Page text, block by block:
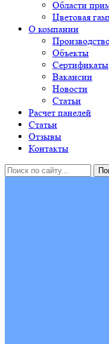
Области
Цветовая
О компании
Объекты
Сертификаты
Вакансии
Новости
Статьи
Расчет панелей
Статьи
Отзывы
Контакты